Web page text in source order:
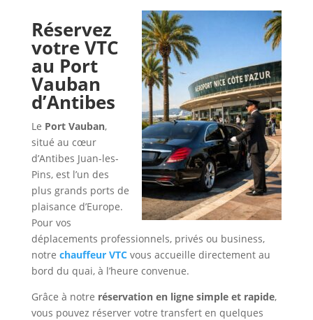
Réservez
votre VTC
au Port
Vauban
d’Antibes
Le Port Vauban,
situé au cœur
d’Antibes Juan-les-
Pins, est l’un des
plus grands ports de
plaisance d’Europe.
Pour vos
déplacements professionnels, privés ou business,
notre chauffeur VTCvous accueille directement au
bord du quai, à l’heure convenue.
Grâce à notre réservation en ligne simple et rapide,
vous pouvez réserver votre transfert en quelques